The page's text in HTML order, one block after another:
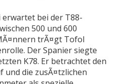
bei der T88-
500 und 600
trÃ¤gt Tofol
Der Spanier siegte
K78. Er betrachtet den
und die zusÃ¤tzlichen